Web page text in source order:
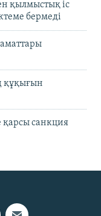
қылмыстық іс
бермеді
құқығын
қарсы санкция